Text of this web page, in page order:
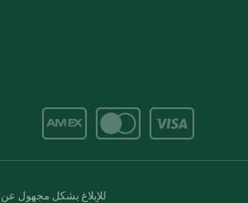
للإبلاغ بشكل مجهول عن